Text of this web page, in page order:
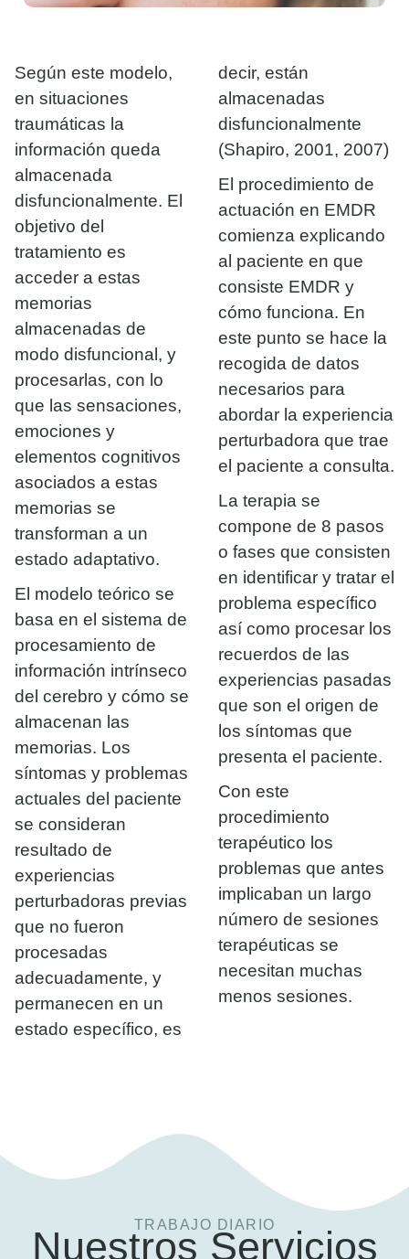
Según este modelo,
en situaciones
traumáticas la
información queda
almacenada
disfuncionalmente. El
objetivo del
tratamiento es
acceder a estas
memorias
almacenadas de
modo disfuncional, y
procesarlas, con lo
que las sensaciones,
emociones y
elementos cognitivos
asociados a estas
memorias se
transforman a un
estado adaptativo.
El modelo teórico se
basa en el sistema de
procesamiento de
información intrínseco
del cerebro y cómo se
almacenan las
memorias. Los
síntomas y problemas
actuales del paciente
se consideran
resultado de
experiencias
perturbadoras previas
que no fueron
procesadas
adecuadamente, y
permanecen en un
estado específico, es
decir, están
almacenadas
disfuncionalmente
(Shapiro, 2001, 2007)
El procedimiento de
actuación en EMDR
comienza explicando
al paciente en que
consiste EMDR y
cómo funciona. En
este punto se hace la
recogida de datos
necesarios para
abordar la experiencia
perturbadora que trae
el paciente a consulta.
La terapia se
compone de 8 pasos
o fases que consisten
en identificar y tratar el
problema específico
así como procesar los
recuerdos de las
experiencias pasadas
que son el origen de
los síntomas que
presenta el paciente.
Con este
procedimiento
terapéutico los
problemas que antes
implicaban un largo
número de sesiones
terapéuticas se
necesitan muchas
menos sesiones.
TRABAJO DIARIO
Nuestros Servicios